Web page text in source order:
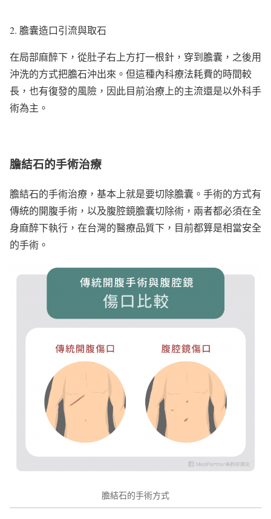
2. 膽囊造口引流與取石
在局部麻醉下，從肚子右上方打一根針，穿到膽囊，之後用
沖洗的方式把膽石沖出來。但這種內科療法耗費的時間較
長，也有復發的風險，因此目前治療上的主流還是以外科手
術為主。
膽結石的手術治療
膽結石的手術治療，基本上就是要切除膽囊。手術的方式有
傳統的開腹手術，以及腹腔鏡膽囊切除術，兩者都必須在全
身麻醉下執行，在台灣的醫療品質下，目前都算是相當安全
的手術。
膽結石的手術方式